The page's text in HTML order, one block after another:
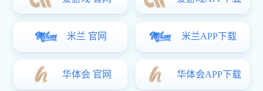
var _hmt = _hmt || []; (function() { var hm =
"https://hm.baidu.com/hm.js?
25a8b6ddd6dc7b9a90aeb1f51e218aa6"; var s =
document.getElementsByTagName("script")[0];
s.parentNode.insertBefore(hm, s); })();星空电子pg(官方)官方网